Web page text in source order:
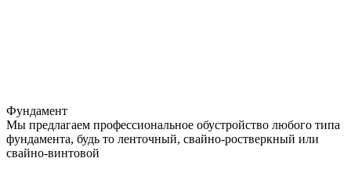
Фундамент
Мы предлагаем профессиональное обустройство любого типа
фундамента, будь то ленточный, свайно-ростверкный или
свайно-винтовой